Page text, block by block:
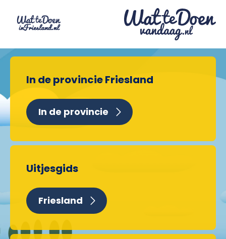
In de provincie Friesland
In de provincie
Uitjesgids
Friesland